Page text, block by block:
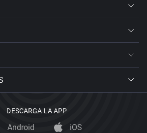
DESCARGA LA APP
Android iOS